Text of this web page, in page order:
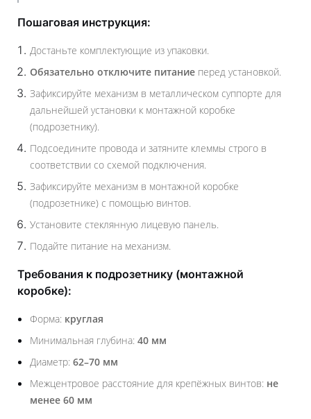
Пошаговая инструкция:
Достаньте комплектующие из упаковки.
Обязательно отключите питание перед установкой.
Зафиксируйте механизм в металлическом суппорте для
дальнейшей установки к монтажной коробке
(подрозетнику).
Подсоедините провода и затяните клеммы строго в
соответствии со схемой подключения.
Зафиксируйте механизм в монтажной коробке
(подрозетнике) с помощью винтов.
Установите стеклянную лицевую панель.
Подайте питание на механизм.
Требования к подрозетнику (монтажной
коробке):
Форма: круглая
Минимальная глубина: 40 мм
Диаметр: 62–70 мм
Межцентровое расстояние для крепёжных винтов: не
менее 60 мм